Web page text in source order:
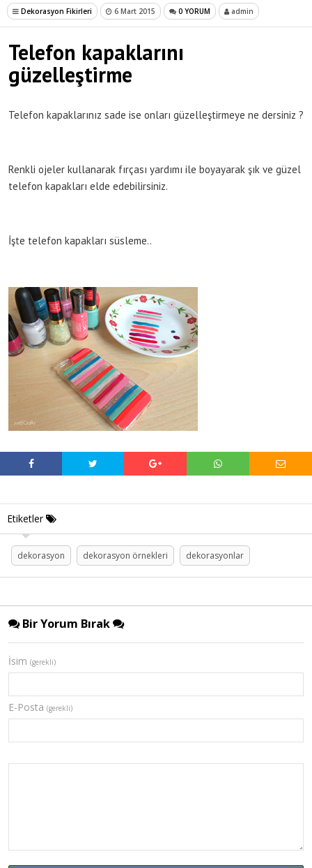
Dekorasyon Fikirleri 6 Mart 2015 0 YORUM admin
Telefon kapaklarını
güzelleştirme
Telefon kapaklarınız sade ise onları güzelleştirmeye ne dersiniz ?
Renkli ojeler kullanarak fırçası yardımı ile boyayarak şık ve güzel
telefon kapakları elde edebilirsiniz.
İşte telefon kapakları süsleme..
Etiketler
dekorasyon dekorasyon örnekleri dekorasyonlar
Bir Yorum Bırak
İsim (gerekli)
E-Posta (gerekli)